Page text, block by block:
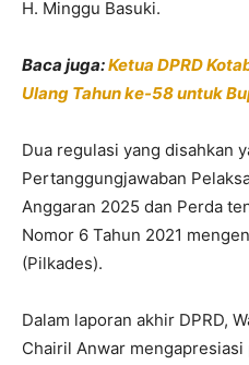
H. Minggu Basuki.
Baca juga:Ketua DPRD
Ulang Tahun ke-58 untuk
Dua regulasi yang disahkan
Pertanggungjawaban
Anggaran 2025 dan Perda
Nomor 6 Tahun 2021
(Pilkades).
Dalam laporan akhir DPRD,
Chairil Anwar